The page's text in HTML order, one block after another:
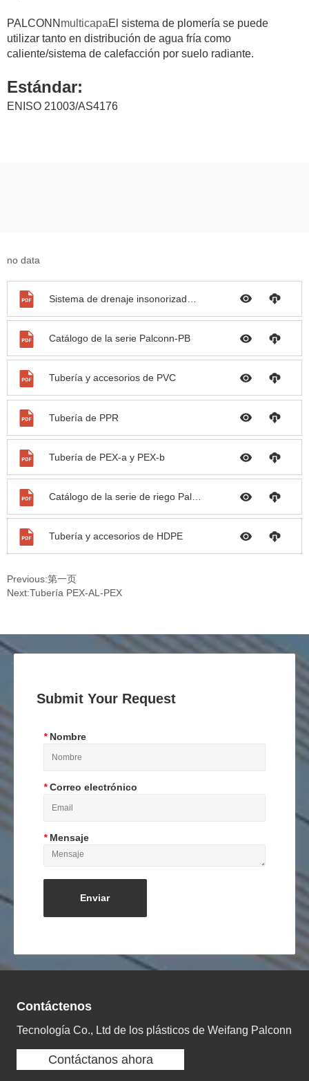
PALCONN multicapaEl sistema de plomería se puede
utilizar tanto en distribución de agua fría como
caliente/sistema de calefacción por suelo radiante.
Estándar:
ENISO 21003/AS4176
no data
Catálogo de la serie Palconn-PB
Tubería y accesorios de PVC
Tubería de PPR
Tubería de PEX-a y PEX-b
Tubería y accesorios de HDPE
Previous:第一页
Next:Tubería PEX-AL-PEX
Submit Your Request
*Nombre
*Correo electrónico
*Mensaje
Contáctenos
Tecnología Co., Ltd de los plásticos de Weifang Palconn
Contáctanos ahora